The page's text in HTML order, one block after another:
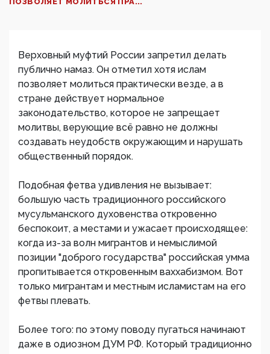
Верховный муфтий России запретил делать
публично намаз. Он отметил хотя ислам
позволяет молиться практически везде, а в
стране действует нормальное
законодательство, которое не запрещает
молитвы, верующие всё равно не должны
создавать неудобств окружающим и нарушать
общественный порядок.
Подобная фетва удивления не вызывает:
большую часть традиционного российского
мусульманского духовенства откровенно
беспокоит, а местами и ужасает происходящее:
когда из-за волн мигрантов и немыслимой
позиции "доброго государства" российская умма
пропитывается откровенным ваххабизмом. Вот
только мигрантам и местным исламистам на его
фетвы плевать.
Более того: по этому поводу пугаться начинают
даже в одиозном ДУМ РФ. Который традиционно